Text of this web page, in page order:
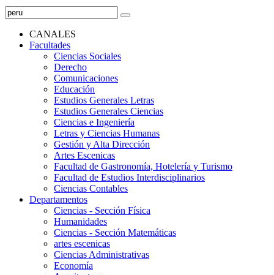
CANALES
Facultades
Ciencias Sociales
Derecho
Comunicaciones
Educación
Estudios Generales Letras
Estudios Generales Ciencias
Ciencias e Ingeniería
Letras y Ciencias Humanas
Gestión y Alta Dirección
Artes Escenicas
Facultad de Gastronomía, Hotelería y Turismo
Facultad de Estudios Interdisciplinarios
Ciencias Contables
Departamentos
Ciencias - Sección Física
Humanidades
Ciencias - Sección Matemáticas
artes escenicas
Ciencias Administrativas
Economía